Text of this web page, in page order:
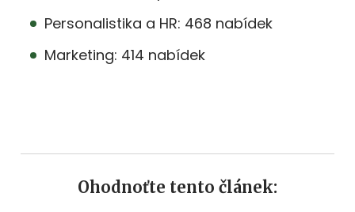
Personalistika a HR: 468 nabídek
Marketing: 414 nabídek
Ohodnoťte tento článek: